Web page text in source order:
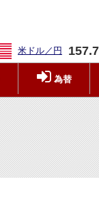
米ドル／円
為替